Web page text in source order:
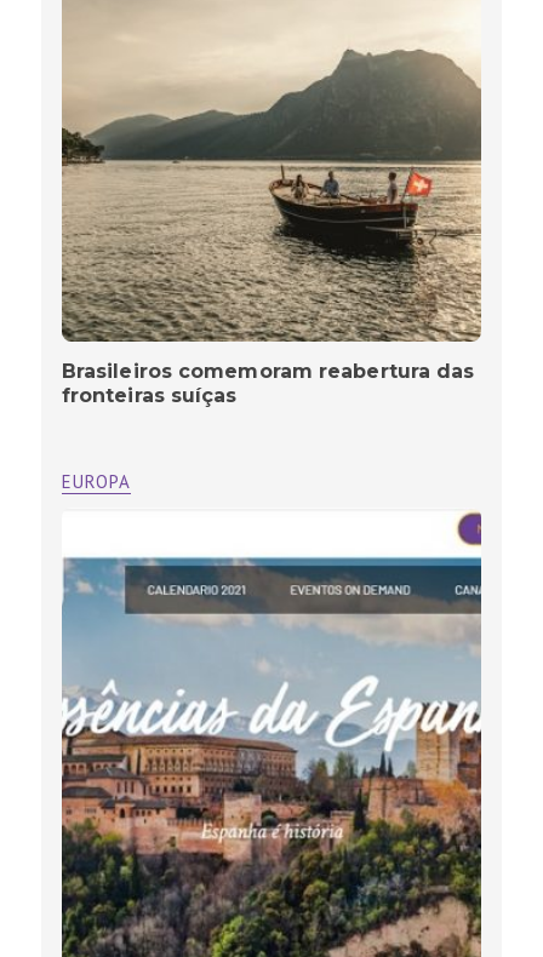
Brasileiros comemoram reabertura das
fronteiras suíças
EUROPA